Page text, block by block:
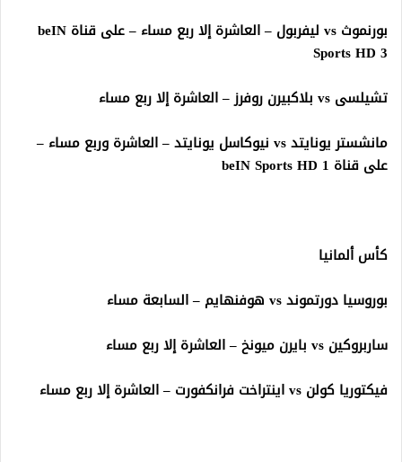
بورنموث vs ليفربول – العاشرة إلا ربع مساء – على قناة beIN
Sports HD 3
تشيلسى vs بلاكبيرن روفرز – العاشرة إلا ربع مساء
مانشستر يونايتد vs نيوكاسل يونايتد – العاشرة وربع مساء –
على قناة beIN Sports HD 1
كأس ألمانيا
بوروسيا دورتموند vs هوفنهايم – السابعة مساء
ساربروكين vs بايرن ميونخ – العاشرة إلا ربع مساء
فيكتوريا كولن vs اينتراخت فرانكفورت – العاشرة إلا ربع مساء